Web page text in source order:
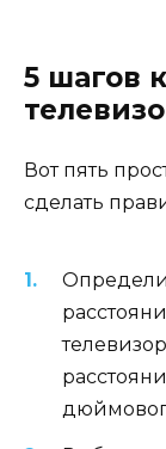
5 шагов
Вот пять
сделать